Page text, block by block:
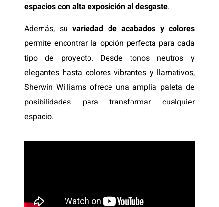
espacios con alta exposición al desgaste.
Además, su variedad de acabados y colores
permite encontrar la opción perfecta para cada
tipo de proyecto. Desde tonos neutros y
elegantes hasta colores vibrantes y llamativos,
Sherwin Williams ofrece una amplia paleta de
posibilidades para transformar cualquier
espacio.